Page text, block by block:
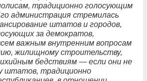
традиционно голосующим
администрация стремилась
штатов и городов,
за демократов,
важным внутренним вопросам
жилищному строительству,
бедствиям — если они не
штатов, традиционно